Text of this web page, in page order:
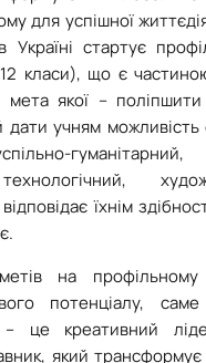
для успішної
стартує
12 класи), що є
мета якої – поліпшити
дати учням
їхнім
на профільному
потенціалу,
це креативний
який трансформує